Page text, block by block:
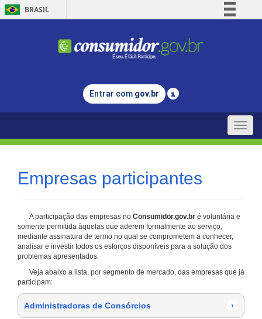
BRASIL
Comunica BR
Legislação
Entrar com gov.br
Toggle
Empresas participantes
A participação das empresas no Consumidor.gov.br é voluntária e
somente permitida àquelas que aderem formalmente ao serviço,
mediante assinatura de termo no qual se comprometem a conhecer,
analisar e investir todos os esforços disponíveis para a solução dos
problemas apresentados.
Veja abaixo a lista, por segmento de mercado, das empresas que já
participam:
Administradoras de Consórcios ›